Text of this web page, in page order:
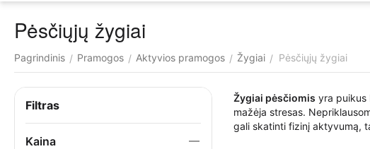
Pėsčiųjų žygiai
Pagrindinis / Pramogos / Aktyvios pramogos / Žygiai / Pėsčiųjų žygiai
Žygiai pėsčiomis yra puikus
mažėja stresas.
gali skatinti fizinį aktyvumą,
Filtras
Kaina